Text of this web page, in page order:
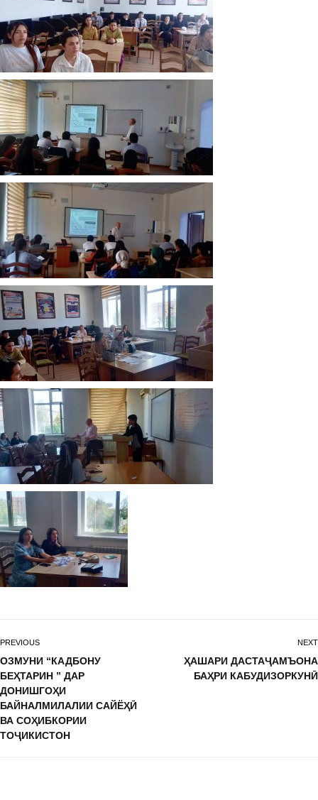
PREVIOUS
ОЗМУНИ “КАДБОНУ
БЕҲТАРИН ” ДАР
ДОНИШГОҲИ
БАЙНАЛМИЛАЛИИ САЙЁҲӢ
ВА СОҲИБКОРИИ
ТОҶИКИСТОН
NEXT
ҲАШАРИ ДАСТАҶАМЪОНА
БАҲРИ КАБУДИЗОРКУНӢ